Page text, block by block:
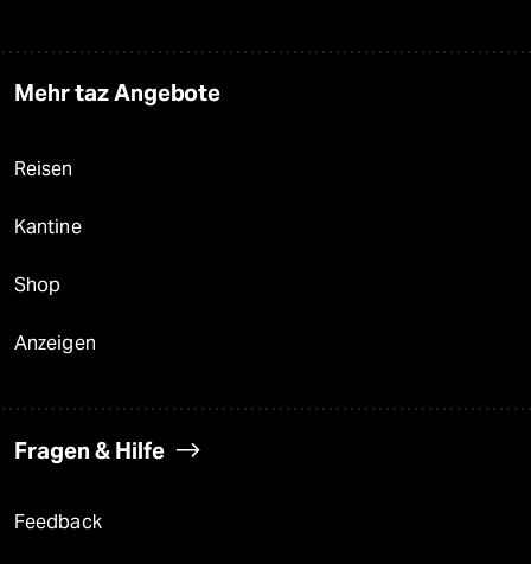
Mehr taz Angebote
Reisen
Kantine
Shop
Anzeigen
Fragen & Hilfe
Feedback